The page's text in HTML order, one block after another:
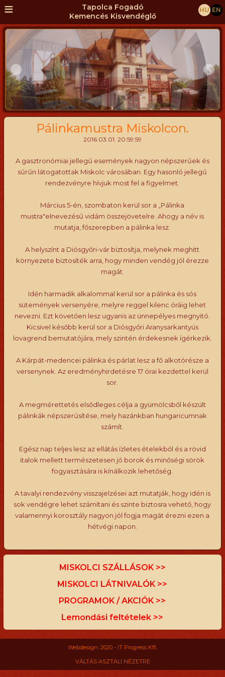
Tapolca Fogadó
Kemencés Kisvendéglő
≡ HU EN
Pálinkamustra Miskolcon.
2016.03.01. 20:59:59
A gasztronómiai jellegű események nagyon népszerűek és
sűrűn látogatottak Miskolc városában. Egy hasonló jellegű
rendezvényre hívjuk most fel a figyelmet.
Március 5-én, szombaton kerül sor a „Pálinka
mustra"elnevezésű vidám összejövetelre. Ahogy a név is
mutatja, főszerepben a pálinka lesz.
A helyszínt a Diósgyőri-vár biztosítja, melynek meghitt
környezete biztosíték arra, hogy minden vendég jól érezze
magát.
Idén harmadik alkalommal kerül sor a pálinka és sós
sütemények versenyére, melyre reggel kilenc óráig lehet
nevezni. Ezt követően lesz ugyanis az ünnepélyes megnyitó.
Kicsivel később kerül sor a Diósgyőri Aranysarkantyús
lovagrend bemutatójára, mely szintén érdekesnek ígérkezik.
A Kárpát-medencei pálinka és párlat lesz a fő alkotórésze a
versenynek. Az eredményhirdetésre 17 órai kezdettel kerül
sor.
A megmérettetés elsődleges célja a gyümölcsből készült
pálinkák népszerűsítése, mely hazánkban hungaricumnak
számít.
Egész nap teljes lesz az ellátás ízletes ételekből és a rövid
italok mellett természetesen jó borok és minőségi sörök
fogyasztására is kínálkozik lehetőség.
A tavalyi rendezvény visszajelzései azt mutatják, hogy idén is
sok vendégre lehet számítani és szinte biztosra vehető, hogy
valamennyi korosztály nagyon jól fogja magát érezni ezen a
hétvégi napon.
MISKOLCI SZÁLLÁSOK >>
MISKOLCI LÁTNIVALÓK >>
PROGRAMOK / AKCIÓK >>
Lemondási feltételek >>
Webdesign: 2020 - IT Progress Kft.
VÁLTÁS ASZTALI NÉZETRE